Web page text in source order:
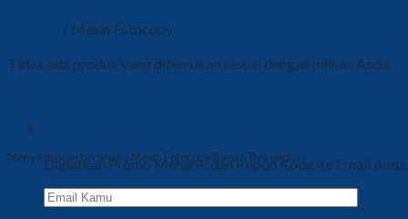
Dapatkan Promo Menarik dan Kupon Kode Ke Email Anda.
/ Mesin Fotocopy
Tidak ada produk yang ditemukan sesuai dengan pilihan Anda.
Menyediakan beraneka Mesin Fotocopy Baru & Rekondisi.